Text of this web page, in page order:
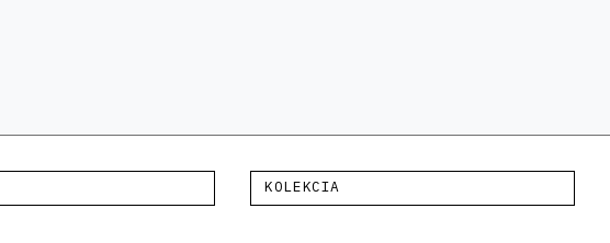
KOLEKCIA